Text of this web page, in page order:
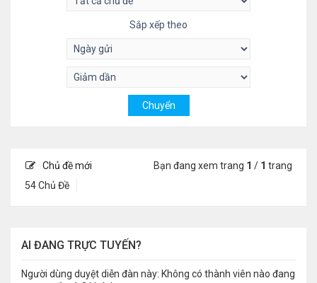
Sắp xếp theo
Chủ đề mới
54 Chủ Đề
Bạn đang xem trang 1 / 1 trang
AI ĐANG TRỰC TUYẾN?
Người dùng duyệt diễn đàn này: Không có thành viên nào đang